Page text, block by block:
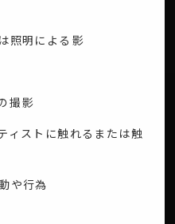
照明による影
撮影
ィストに触れるまたは触
や行為